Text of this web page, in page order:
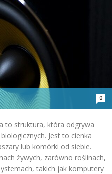
0
to struktura, która odgrywa
Jest to cienka
lub komórki od siebie.
żywych, zarówno roślinach,
takich jak komputery